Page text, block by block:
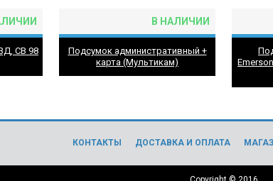
СВ 98
В НАЛИЧИИ
Подсумок административный +
карта (Мультикам)
КОНТАКТЫ ДОСТАВКА И ОПЛАТА